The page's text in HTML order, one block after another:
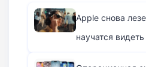
Apple снова
научатся